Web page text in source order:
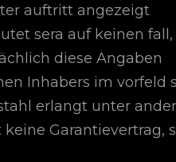
auftritt angezeigt
sera auf keinen fall,
diese Angaben
Inhabers im vorfeld
erlangt unter
Garantievertrag,